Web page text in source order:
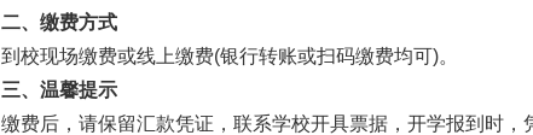
二、缴费方式
到校现场缴费或线上缴费(银行转账或扫码缴费均可)。
三、温馨提示
缴费后，请保留汇款凭证，联系学校开具票据，开学报到时，